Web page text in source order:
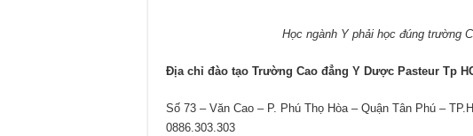
Học ngành Y phải học đúng trường
Địa chỉ đào tạo Trường Cao đẳng Y Dược Pasteur Tp
Số 73 – Văn Cao – P. Phú Thọ Hòa – Quận Tân Phú –
0886.303.303